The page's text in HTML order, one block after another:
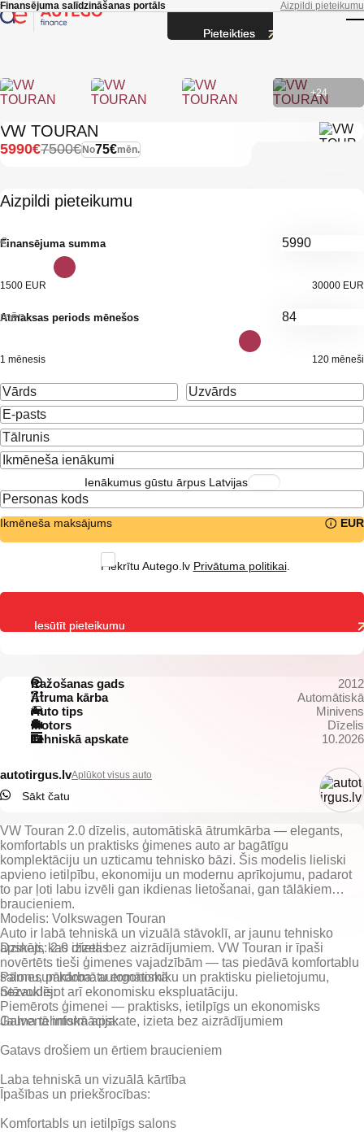
Skip to main content
Finansējuma salīdzināšanas portāls Aizpildi pieteikumu
+24
VW TOURAN
No75€mēn.
7500€
5990€
Aizpildi pieteikumu
Finansējuma summa
€
1500 EUR 30000 EUR
Atmaksas periods mēnešos
mēn.
1 mēnesis 120 mēneši
Ienākumus gūstu ārpus Latvijas
Ikmēneša maksājums EUR
Piekrītu Autego.lv Privātuma politikai.
Ražošanas gads
2012
Ātruma kārba
Automātiskā
Auto tips
Minivens
Motors
Dīzelis
Tehniskā apskate
10.2026
autotirgus.lvAplūkot visus auto
Sākt čatu
VW Touran 2.0 dīzelis, automātiskā ātrumkārba — elegants,
komfortabls un praktisks ģimenes auto ar bagātīgu
komplektāciju un uzticamu tehnisko bāzi. Šis modelis lieliski
apvieno ietilpību, ekonomiju un modernu aprīkojumu, padarot
to par ļoti labu izvēli gan ikdienas lietošanai, gan tālākiem
braucieniem.
Auto ir labā tehniskā un vizuālā stāvoklī, ar jaunu tehnisko
apskati, kas izieta bez aizrādījumiem. VW Touran ir īpaši
novērtēts tieši ģimenes vajadzībām — tas piedāvā komfortablu
salonu, pārdomātu ergonomiku un praktisku pielietojumu,
nezaudējot arī ekonomisku ekspluatāciju.
Modelis: Volkswagen Touran
Dzinējs: 2.0 dīzelis
Pārnesumkārba: automātiskā
Piemērots ģimenei — praktisks, ietilpīgs un ekonomisks
Jauna tehniskā apskate, izieta bez aizrādījumiem
Gatavs drošiem un ērtiem braucieniem
Laba tehniskā un vizuālā kārtība
Komfortabls un ietilpīgs salons